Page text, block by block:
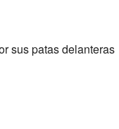
sus patas delanteras